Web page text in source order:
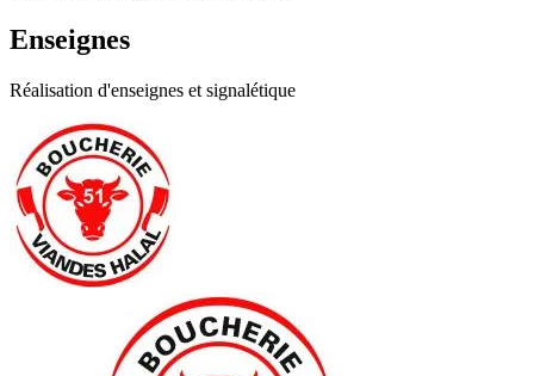
Enseignes
Réalisation d'enseignes et signalétique